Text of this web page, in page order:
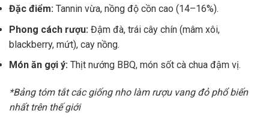
Đặc điểm: Tannin vừa, nồng độ cồn cao (14–16%).
Phong cách rượu: Đậm đà, trái cây chín (mâm xôi,
blackberry, mứt), cay nồng.
Món ăn gợi ý: Thịt nướng BBQ, món sốt cà chua đậm vị.
*Bảng tóm tắt các giống nho làm rượu vang đỏ phổ biến
nhất trên thế giới